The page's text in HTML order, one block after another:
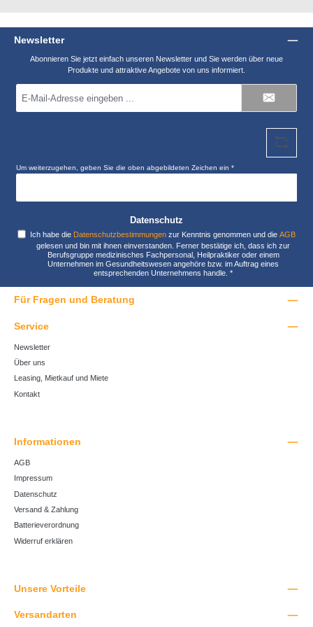
Newsletter
Abonnieren Sie jetzt einfach unseren Newsletter und Sie werden über neue
Produkte und attraktive Angebote von uns informiert.
Mail-
Um weiterzugehen, geben Sie die oben abgebildeten Zeichen ein*
Datenschutz
Ich habe die Datenschutzbestimmungen zur Kenntnis genommen und dieAGB
gelesen und bin mit ihnen einverstanden. Ferner bestätige ich, dass ich zur
Berufsgruppe medizinisches Fachpersonal, Heilpraktiker oder einem
Unternehmen im Gesundheitswesen angehöre bzw. im Auftrag eines
entsprechenden Unternehmens handle.*
Für Fragen und Beratung
Unsere Vorteile
Service
Newsletter
Über uns
Leasing, Mietkauf und Miete
Kontakt
Informationen
AGB
Impressum
Datenschutz
Versand & Zahlung
Batterieverordnung
Widerruf erklären
Versandarten